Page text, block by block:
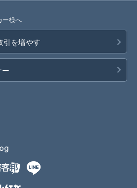
ー様へ
引を増やす
ー